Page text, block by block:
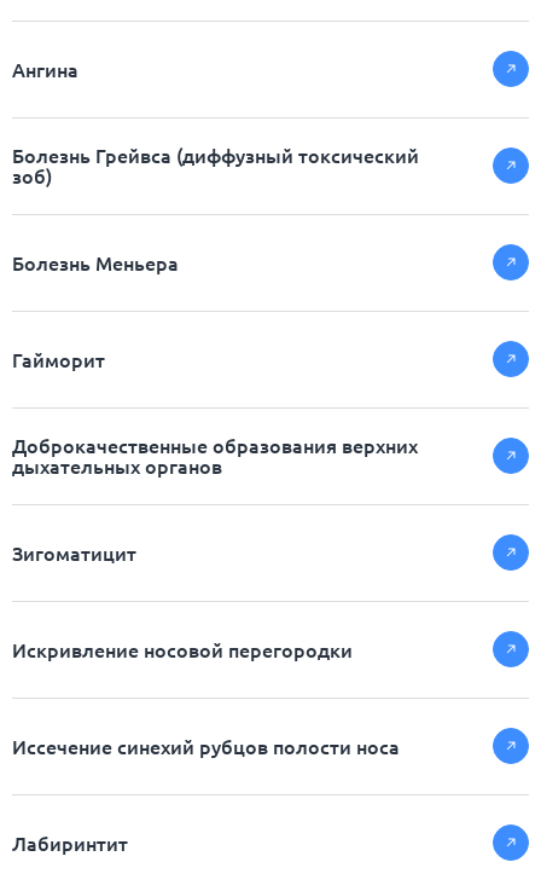
Ангина
Болезнь Грейвса (диффузный токсический
зоб)
Болезнь Меньера
Гайморит
Доброкачественные образования верхних
дыхательных органов
Зигоматицит
Искривление носовой перегородки
Иссечение синехий рубцов полости носа
Лабиринтит